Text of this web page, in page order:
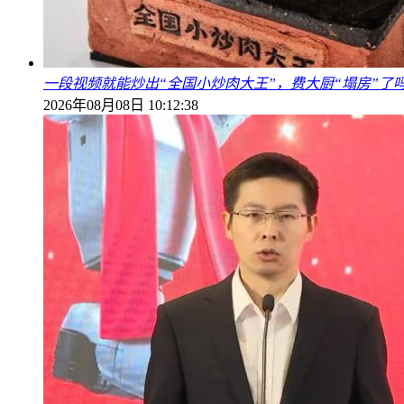
一段视频就能炒出“全国小炒肉大王”，费大厨“塌房”了
2026年08月08日 10:12:38